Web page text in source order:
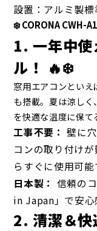
設置：アルミ製
❄️ CORONA CWH-
1. 一年中使
ル！ 🔥❄️
窓用エアコンとい
も搭載。夏は涼し
を快適な温度に保て
工事不要： 壁に
コンの取り付け
らすぐに使用可能
日本製： 信頼の
in Japan」で安心
2. 清潔＆快